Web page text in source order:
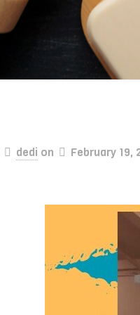
dedi on February 19,